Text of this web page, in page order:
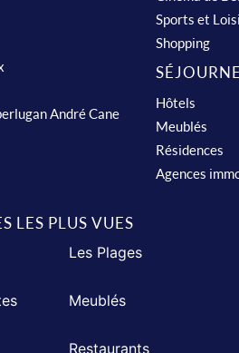
André Cane
Sports et
Shopping
Hôtels
Meublés
Résidences
Agences
LES PLUS VUES
Les Plages
Meublés
Restaurants